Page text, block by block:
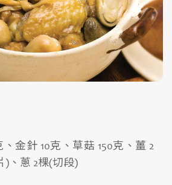
金針 10克、草菇 150克、薑 2
)、蔥 2棵(切段)